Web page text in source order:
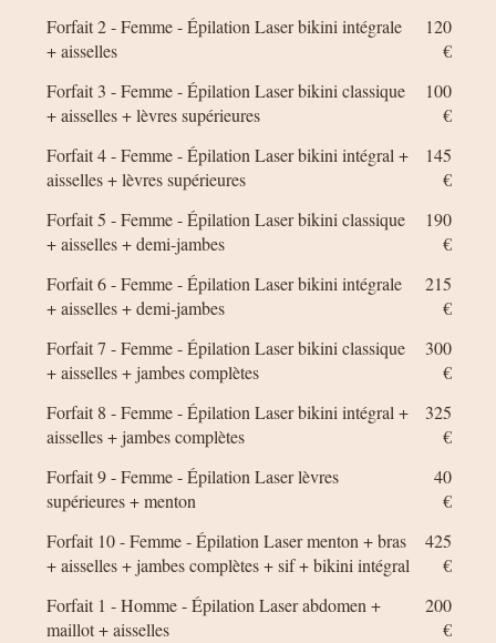
Forfait 2 - Femme - Épilation Laser bikini intégrale
+ aisselles
120
€
Forfait 3 - Femme - Épilation Laser bikini classique
+ aisselles + lèvres supérieures
100
€
Forfait 4 - Femme - Épilation Laser bikini intégral +
aisselles + lèvres supérieures
145
€
Forfait 5 - Femme - Épilation Laser bikini classique
+ aisselles + demi-jambes
190
€
Forfait 6 - Femme - Épilation Laser bikini intégrale
+ aisselles + demi-jambes
215
€
Forfait 7 - Femme - Épilation Laser bikini classique
+ aisselles + jambes complètes
300
€
Forfait 8 - Femme - Épilation Laser bikini intégral +
aisselles + jambes complètes
325
€
Forfait 9 - Femme - Épilation Laser lèvres
supérieures + menton
40
€
Forfait 10 - Femme - Épilation Laser menton + bras
+ aisselles + jambes complètes + sif + bikini intégral
425
€
Forfait 1 - Homme - Épilation Laser abdomen +
maillot + aisselles
200
€